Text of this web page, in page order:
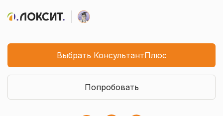
Выбрать КонсультантПлюс
Попробовать